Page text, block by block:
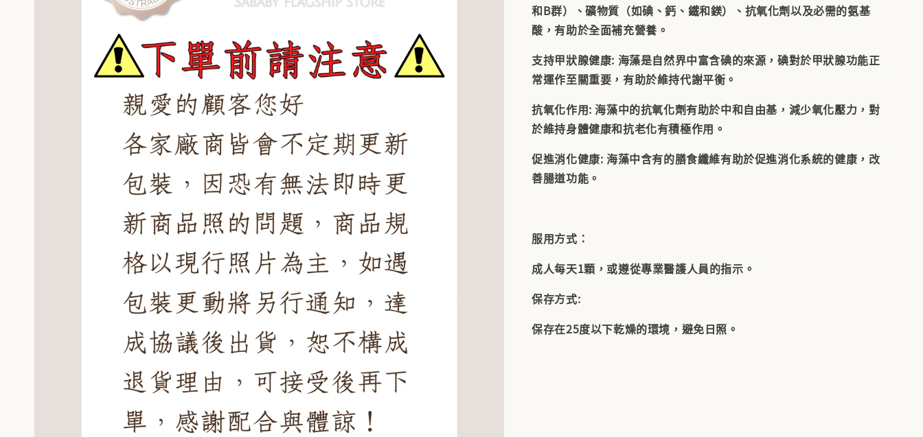
和B群）、礦物質（如碘、鈣、鐵和鎂）、抗氧化劑以及必需的氨基
酸，有助於全面補充營養。
支持甲狀腺健康: 海藻是自然界中富含碘的來源，碘對於甲狀腺功能正
常運作至關重要，有助於維持代謝平衡。
抗氧化作用: 海藻中的抗氧化劑有助於中和自由基，減少氧化壓力，對
於維持身體健康和抗老化有積極作用。
促進消化健康: 海藻中含有的膳食纖維有助於促進消化系統的健康，改
善腸道功能。
服用方式：
成人每天1顆，或遵從專業醫護人員的指示。
保存方式:
保存在25度以下乾燥的環境，避免日照。